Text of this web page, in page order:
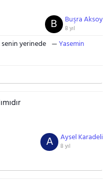
Buşra Aksoy
8 yıl
B
yerinede
Yasemin
Aysel Karadeli
8 yıl
A